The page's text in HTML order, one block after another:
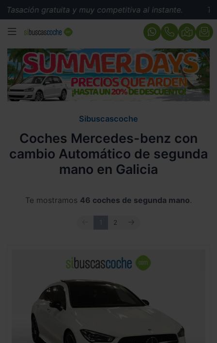
gratuita y muy competitiva al instante. Tasación
MENÚ
Sibuscascoche
Coches Mercedes-benz con
cambio Automático de segunda
mano en Galicia
Te mostramos 46 coches de segunda mano.
ANTERIOR
2 SIGUIENTE